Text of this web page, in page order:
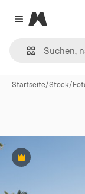
Close menu
Magnific
Startseite/Stock/
Premium